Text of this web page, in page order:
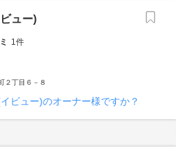
ュー)
1件
２丁目６－８
ビュー)のオーナー様ですか？